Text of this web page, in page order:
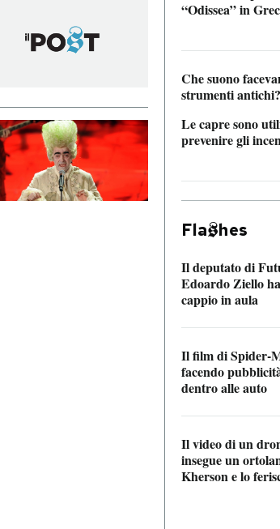
“Odissea” in
Che suono
strumenti antichi?
Le capre sono
prevenire gli
Fla hes
Il deputato di
Edoardo Ziello
cappio in aula
Il film di Spider-
facendo
dentro alle auto
Il video di un
insegue un
Kherson e lo